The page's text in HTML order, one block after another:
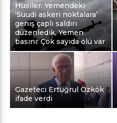
Husiler: Yemendeki
‘Suudi askeri noktalara’
geniş çaplı saldırı
düzenledik, Yemen
basını: Çok sayıda ölü var
Gazeteci Ertuğrul Özkök
ifade verdi